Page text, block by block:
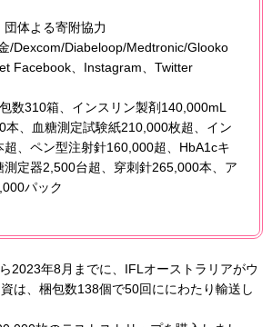
体よる寄附協力
/Dexcom/Diabeloop/Medtronic/Glooko
Facebook、Instagram、Twitter
数310箱、インスリン製剤140,000mL
本、血糖測定試験紙210,000枚超、イン
、ペン型注射針160,000超、HbA1cキ
測定器2,500台超、穿刺針265,000本、ア
パック
2023年8月までに、IFLオーストラリアがウ
は、梱包数138個で50回ににわたり輸送し